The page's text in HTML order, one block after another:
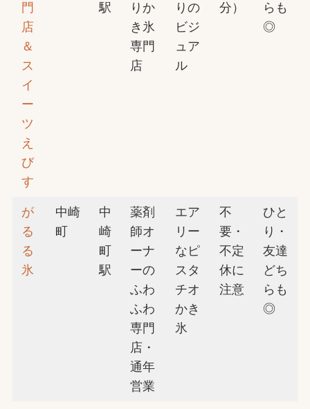
門
店
＆
ス
イ
ー
ツ
え
び
す
駅
りか
き氷
専門
店
りの
ビジ
ュア
ル
分）
らも
◎
が
る
る
氷
中崎
町
中
崎
町
駅
薬剤
師オ
ーナ
ーの
ふわ
ふわ
専門
店・
通年
営業
エア
リー
なピ
スタ
チオ
かき
氷
不
要・
不定
休に
注意
ひと
り・
友達
どち
らも
◎